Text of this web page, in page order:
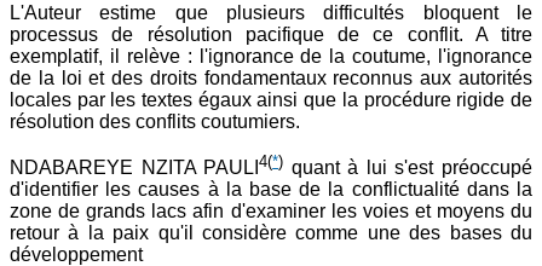
L'Auteur estime que plusieurs difficultés bloquent le
processus de résolution pacifique de ce conflit. A titre
exemplatif, il relève : l'ignorance de la coutume, l'ignorance
de la loi et des droits fondamentaux reconnus aux autorités
locales par les textes égaux ainsi que la procédure rigide de
résolution des conflits coutumiers.
NDABAREYE NZITA PAULI4(*) quant à lui s'est préoccupé
d'identifier les causes à la base de la conflictualité dans la
zone de grands lacs afin d'examiner les voies et moyens du
retour à la paix qu'il considère comme une des bases du
développement